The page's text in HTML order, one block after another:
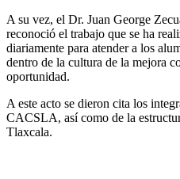
A su vez, el Dr. Juan George
reconoció el trabajo que se ha
diariamente para atender a los
dentro de la cultura de la mejora
oportunidad.
A este acto se dieron cita los
CACSLA, así como de la
Tlaxcala.